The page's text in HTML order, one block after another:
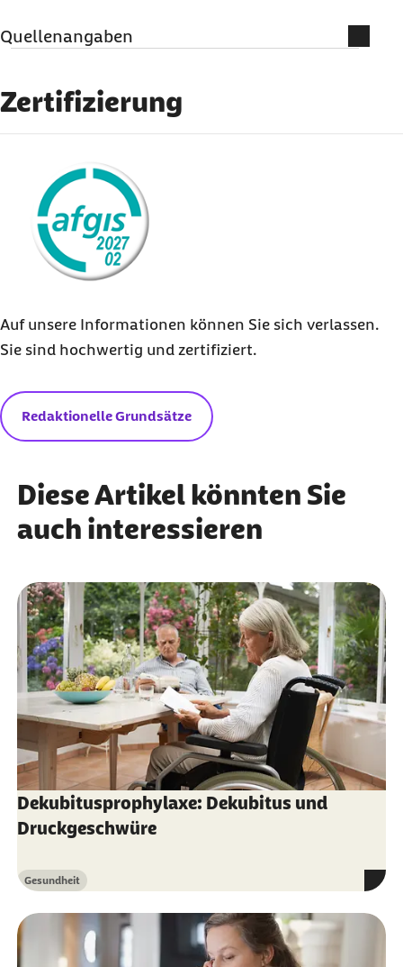
Quellenangaben
Elke Duscher: Praxistipps zur
Wohnraumgestaltung. Düsseldorf, 2011
Zertifizierung
Auf unsere Informationen können Sie sich verlassen.
Sie sind hochwertig und zertifiziert.
Redaktionelle Grundsätze
Diese Artikel könnten Sie
auch interessieren
Dekubitusprophylaxe: Dekubitus und
Druckgeschwüre
Kategorie
Gesundheit